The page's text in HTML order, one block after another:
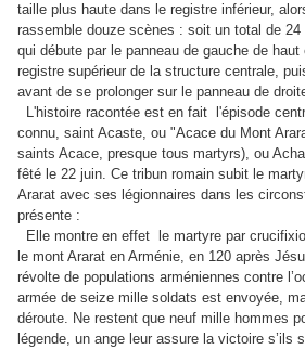
taille plus haute dans le registre inférieur,
rassemble douze scènes : soit un total de
qui débute par le panneau de gauche de
registre supérieur de la structure centrale,
avant de se prolonger sur le panneau de
L'histoire racontée est en fait l'épisode
connu, saint Acaste, ou "Acace du Mont
saints Acace, presque tous martyrs), ou
fêté le 22 juin. Ce tribun romain subit le
Ararat avec ses légionnaires dans les
présente :
Elle montre en effet le martyre par
le mont Ararat en Arménie, en 120 après
révolte de populations arméniennes contre
armée de seize mille soldats est envoyée,
déroute. Ne restent que neuf mille hommes
légende, un ange leur assure la victoire s’ils